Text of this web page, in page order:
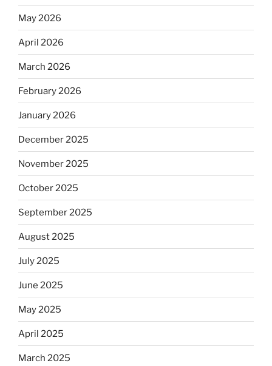
May 2026
April 2026
March 2026
February 2026
January 2026
December 2025
November 2025
October 2025
September 2025
August 2025
July 2025
June 2025
May 2025
April 2025
March 2025